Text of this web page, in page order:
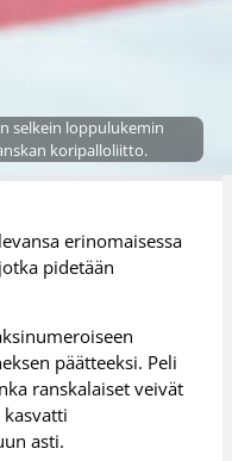
selkein loppulukemin
koripalloliitto.
erinomaisessa
pidetään
päätteeksi. Peli
ranskalaiset veivät
asti.